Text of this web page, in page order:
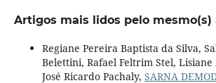
Artigos mais lidos pelo mesmo(s)
Regiane Pereira Baptista da Silva,
Belettini, Rafael Feltrim Stel,
José Ricardo Pachaly, SARNA